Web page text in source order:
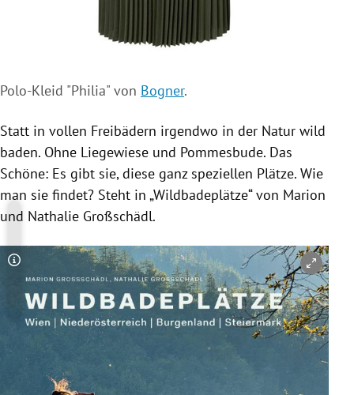
Polo-Kleid "Philia" von Bogner.
Statt in vollen Freibädern irgendwo in der Natur wild
baden. Ohne Liegewiese und Pommesbude. Das
Schöne: Es gibt sie, diese ganz speziellen Plätze. Wie
man sie findet? Steht in „Wildbadeplätze“ von Marion
und Nathalie Großschädl.
Copyright-Hinweis öffnen/schließen